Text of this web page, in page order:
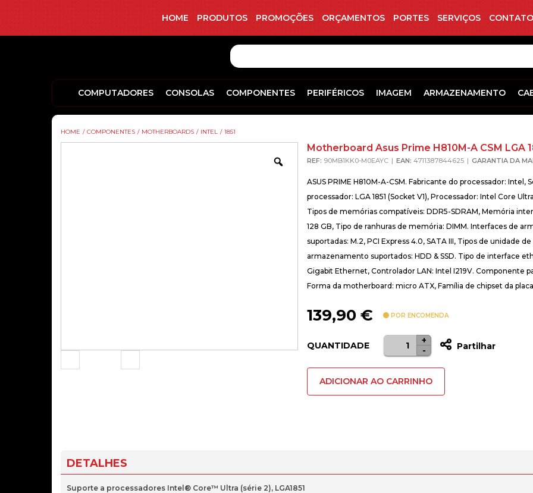
HOME PRODUTOS PROMOÇÕES ORÇAMENTOS PORTES SERVIÇOS
COMPUTADORES CONSOLAS COMPONENTES PERIFÉRICOS IMAGEM ARMAZENAMENTO
HOME / COMPONENTES / MOTHERBOARDS / INTEL / 1851
Zoom
Motherboard Asus Prime H810M-A CSM LGA
REF: 90MB1KK0-M0EAYC EAN: 4711387844625 GARANTIA DA
ASUS PRIME H810M-A-CSM. Fabricante do processador: Intel,
processador: LGA 1851 (Socket V1), Processador: Intel Core
Tipos de memórias compatíveis: DDR5-SDRAM, Memória
128 GB, Tipo de ranhuras de memória: DIMM. Interfaces de
suportadas: M.2, PCI Express 4.0, SATA III, Tipos de unidade de
armazenamento suportados: HDD & SSD. Tipo de interface
Gigabit Ethernet, Controlador LAN: Intel I219V. Componente
Forma da motherboard: micro ATX, Família de chipset da
139,90 € POR ENCOMENDA
QUANTIDADE
Quantidade
de
Motherboard
Asus
1851
-
+
Partilhar
ADICIONAR AO CARRINHO
DETALHES
Suporte a processadores Intel® Core™ Ultra (série 2), LGA1851